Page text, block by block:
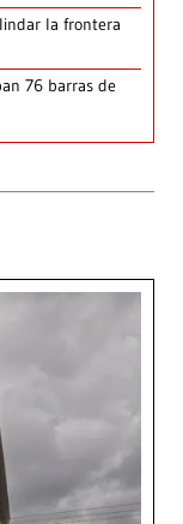
la frontera
76 barras de